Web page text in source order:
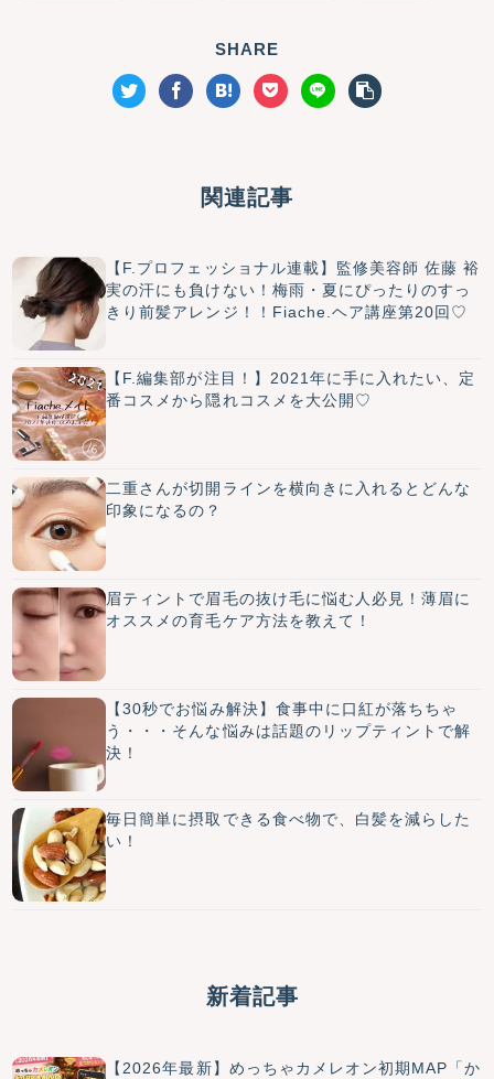
SHARE
関連記事
【F.プロフェッショナル連載】監修美容師 佐藤 裕
実の汗にも負けない！梅雨・夏にぴったりのすっ
きり前髪アレンジ！！Fiache.ヘア講座第20回♡
【F.編集部が注目！】2021年に手に入れたい、定
番コスメから隠れコスメを大公開♡
二重さんが切開ラインを横向きに入れるとどんな
印象になるの？
眉ティントで眉毛の抜け毛に悩む人必見！薄眉に
オススメの育毛ケア方法を教えて！
【30秒でお悩み解決】食事中に口紅が落ちちゃ
う・・・そんな悩みは話題のリップティントで解
決！
毎日簡単に摂取できる食べ物で、白髪を減らした
い！
新着記事
【2026年最新】めっちゃカメレオン初期MAP「か